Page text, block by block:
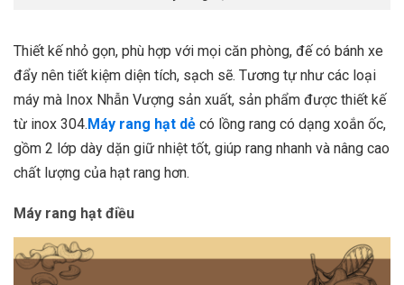
Thiết kế nhỏ gọn, phù hợp với mọi căn phòng, đế có bánh xe
đẩy nên tiết kiệm diện tích, sạch sẽ. Tương tự như các loại
máy mà Inox Nhẫn Vượng sản xuất, sản phẩm được thiết kế
từ inox 304. Máy rang hạt dẻ có lồng rang có dạng xoắn ốc,
gồm 2 lớp dày dặn giữ nhiệt tốt, giúp rang nhanh và nâng cao
chất lượng của hạt rang hơn.
Máy rang hạt điều